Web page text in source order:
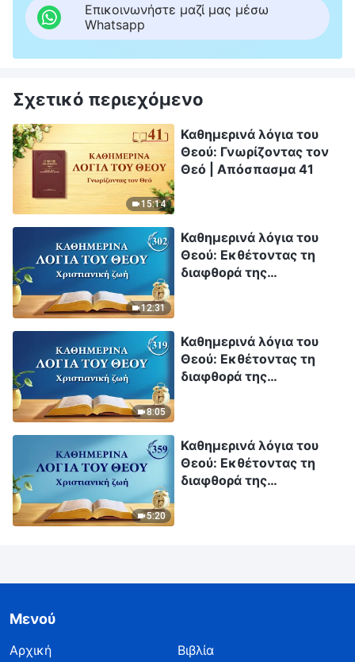
Επικοινωνήστε μαζί μας μέσω
Whatsapp
Σχετικό περιεχόμενο
15:14
Καθημερινά λόγια του
Θεού: Γνωρίζοντας τον
Θεό | Απόσπασμα 41
12:31
Καθημερινά λόγια του
Θεού: Εκθέτοντας τη
διαφθορά της
8:05
Καθημερινά λόγια του
Θεού: Εκθέτοντας τη
διαφθορά της
5:20
Καθημερινά λόγια του
Θεού: Εκθέτοντας τη
διαφθορά της
Μενού
Αρχική
Βιβλία